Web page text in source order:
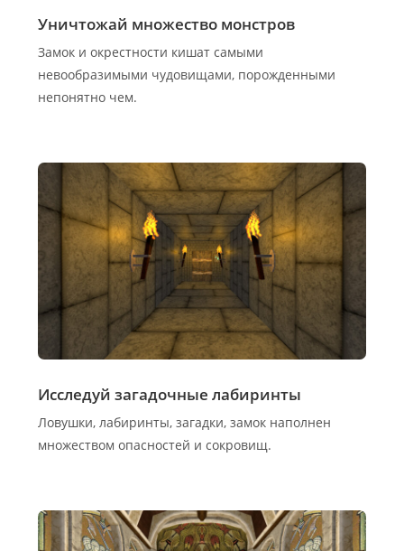
Уничтожай множество монстров
Замок и окрестности кишат самыми
невообразимыми чудовищами, порожденными
непонятно чем.
Исследуй загадочные лабиринты
Ловушки, лабиринты, загадки, замок наполнен
множеством опасностей и сокровищ.